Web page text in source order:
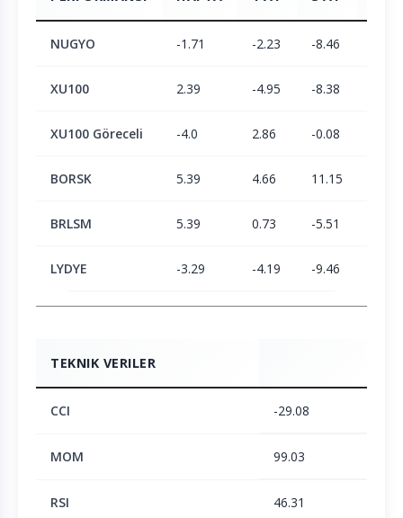
NUGYO -1.71 -2.23 -8.46
XU100 2.39 -4.95 -8.38
XU100 Göreceli -4.0 2.86 -0.08
BORSK 5.39 4.66 11.15
BRLSM 5.39 0.73 -5.51
LYDYE -3.29 -4.19 -9.46
TEKNIK VERILER
CCI -29.08
MOM 99.03
RSI 46.31